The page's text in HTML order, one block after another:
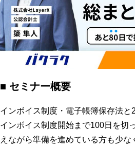
■ セミナー概要
インボイス制度・電子帳簿保存法と
インボイス制度開始まで100日を切
えながら準備を進めている方も少な